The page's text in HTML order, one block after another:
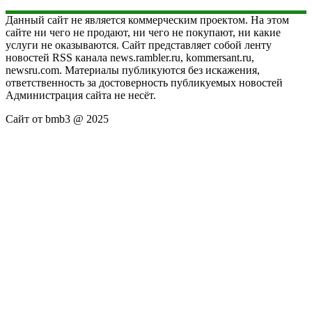
Данный сайт не является коммерческим проектом. На этом
сайте ни чего не продают, ни чего не покупают, ни какие
услуги не оказываются. Сайт представляет собой ленту
новостей RSS канала news.rambler.ru, kommersant.ru,
newsru.com. Материалы публикуются без искажения,
ответственность за достоверность публикуемых новостей
Администрация сайта не несёт.
Сайт от bmb3 @ 2025